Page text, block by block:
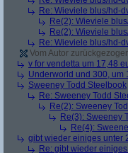
Re: Wieviele blus/hd-
Re(2): Wieviele
Re(2): Wieviele
Re: Wieviele blus/hd-
Vom Autor
v for vendetta um 17,48
Underworld und 300, um
Sweeney Todd Steelbook
Re: Sweeney Todd
Re(2): Sweeney
Re(3): Sweeney
Re(4):
gibt wieder einiges unter
Re: gibt wieder